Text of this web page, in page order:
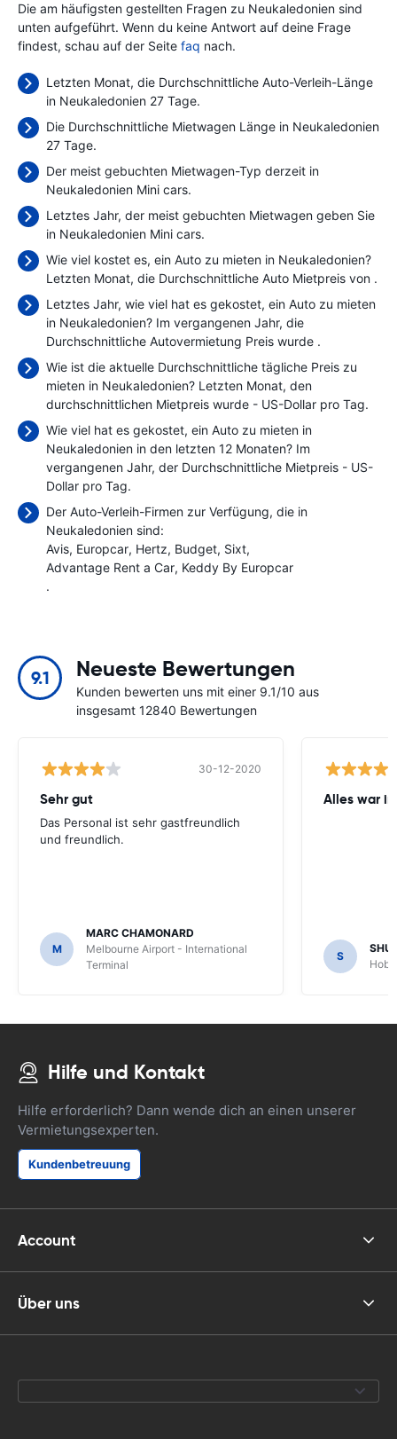
Die am häufigsten gestellten Fragen zu Neukaledonien sind
unten aufgeführt. Wenn du keine Antwort auf deine Frage
findest, schau auf der Seite faq nach.
Letzten Monat, die Durchschnittliche Auto-Verleih-Länge
in Neukaledonien 27 Tage.
Die Durchschnittliche Mietwagen Länge in Neukaledonien
27 Tage.
Der meist gebuchten Mietwagen-Typ derzeit in
Neukaledonien Mini cars.
Letztes Jahr, der meist gebuchten Mietwagen geben Sie
in Neukaledonien Mini cars.
Wie viel kostet es, ein Auto zu mieten in Neukaledonien?
Letzten Monat, die Durchschnittliche Auto Mietpreis von .
Letztes Jahr, wie viel hat es gekostet, ein Auto zu mieten
in Neukaledonien? Im vergangenen Jahr, die
Durchschnittliche Autovermietung Preis wurde .
Wie ist die aktuelle Durchschnittliche tägliche Preis zu
mieten in Neukaledonien? Letzten Monat, den
durchschnittlichen Mietpreis wurde - US-Dollar pro Tag.
Wie viel hat es gekostet, ein Auto zu mieten in
Neukaledonien in den letzten 12 Monaten? Im
vergangenen Jahr, der Durchschnittliche Mietpreis - US-
Dollar pro Tag.
Der Auto-Verleih-Firmen zur Verfügung, die in
Neukaledonien sind:
Avis Europcar Hertz Budget Sixt
Advantage Rent a Car Keddy By Europcar
.
9.1 Neueste Bewertungen
Kunden bewerten uns mit einer 9.1/10 aus
insgesamt 12840 Bewertungen
30-12-2020
Sehr gut
Das Personal ist sehr gastfreundlich
und freundlich.
M
MARC CHAMONARD
Melbourne Airport - International
Terminal
Alles war
S
Hilfe und Kontakt
Hilfe erforderlich? Dann wende dich an einen unserer
Vermietungsexperten.
Kundenbetreuung
Account
Über uns